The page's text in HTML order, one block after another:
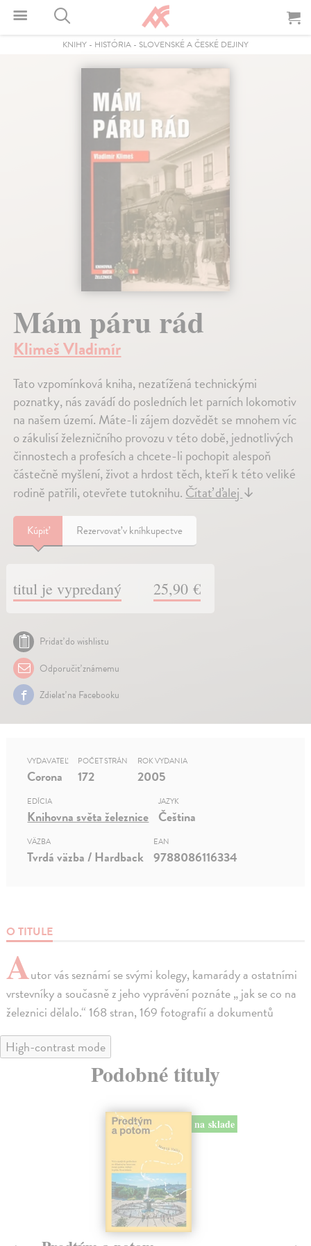
KNIHY - HISTÓRIA - SLOVENSKÉ A ČESKÉ DEJINY
Mám páru rád
Klimeš Vladimír
Tato vzpomínková kniha, nezatížená technickými
poznatky, nás zavádí do posledních let parních lokomotiv
na našem území. Máte-li zájem dozvědět se mnohem víc
o zákulisí železničního provozu v této době, jednotlivých
činnostech a profesích a chcete-li pochopit alespoň
částečně myšlení, život a hrdost těch, kteří k této veliké
rodině patřili, otevřete tutoknihu.Čítať ďalej↓
Kúpiť Rezervovať v kníhkupectve
titul je vypredaný 25,90 €
Pridať do wishlistu
Odporučiť známemu
Zdielať na Facebooku
O TITULE
Autor vás seznámí se svými kolegy, kamarády a ostatními
vrstevníky a současně z jeho vyprávění poznáte „ jak se co na
železnici dělalo.“ 168 stran, 169 fotografií a dokumentů
VYDAVATEĽ
Corona
POČET STRÁN
172
ROK VYDANIA
2005
EDÍCIA
Knihovna světa železnice
JAZYK
Čeština
VÄZBA
Tvrdá väzba / Hardback
EAN
9788086116334
High-contrast mode
Podobné tituly
novinka